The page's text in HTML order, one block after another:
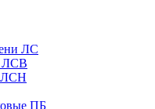
ЛС
ЛСВ
ЛСН
ПБ